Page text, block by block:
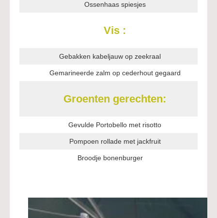
Ossenhaas spiesjes
Vis :
Gebakken kabeljauw op zeekraal
Gemarineerde zalm op cederhout gegaard
Groenten gerechten:
Gevulde Portobello met risotto
Pompoen rollade met jackfruit
Broodje bonenburger